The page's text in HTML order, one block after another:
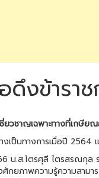
อดึงข้าร
ยวชาญเฉพาะทางที่เกษี
งเป็นทางการเมื่อปี
น.ส.ไตรศุลี ไตรสรณกุล
กยภาพความรู้ความสาม